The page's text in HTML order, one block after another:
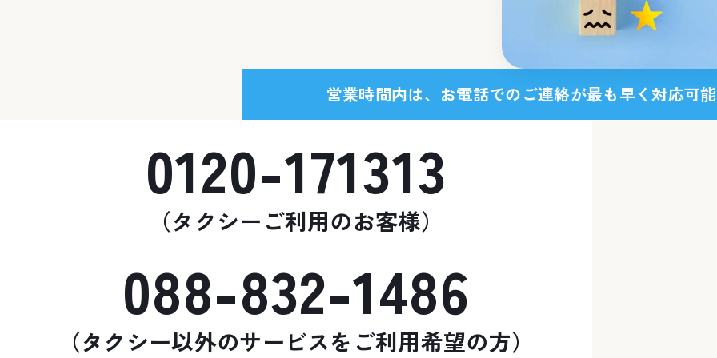
営業時間内は、お電話でのご連絡が最も早く対応可
0120-171313
（タクシーご利用のお客様）
088-832-1486
（タクシー以外のサービスをご利用希望の方）